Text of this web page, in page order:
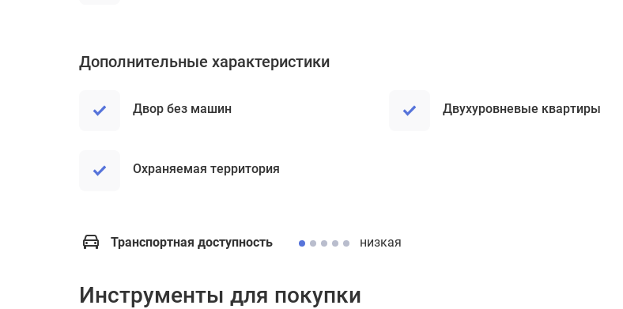
Дополнительные характеристики
Двор без машин Двухуровневые квартиры
Охраняемая территория
Транспортная доступность низкая
Инструменты для покупки